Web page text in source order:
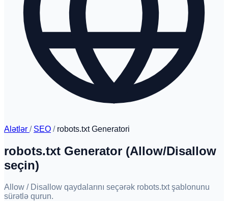
Alətlər / SEO / robots.txt Generatori
robots.txt Generator (Allow/Disallow
seçin)
Allow / Disallow qaydalarını seçərək robots.txt şablonunu
sürətlə qurun.